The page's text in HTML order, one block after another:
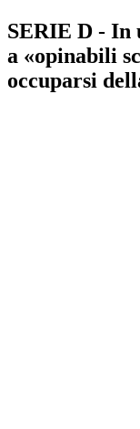
SERIE D - In
a «opinabili
occuparsi